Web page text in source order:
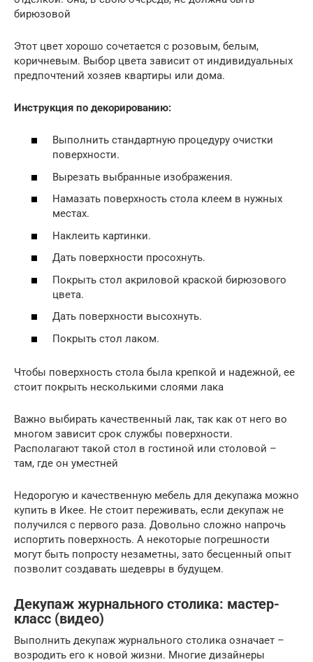
бирюзовой
Этот цвет хорошо сочетается с розовым, белым,
коричневым. Выбор цвета зависит от индивидуальных
предпочтений хозяев квартиры или дома.
Инструкция по декорированию:
Выполнить стандартную процедуру очистки
поверхности.
Вырезать выбранные изображения.
Намазать поверхность стола клеем в нужных
местах.
Наклеить картинки.
Дать поверхности просохнуть.
Покрыть стол акриловой краской бирюзового
цвета.
Дать поверхности высохнуть.
Покрыть стол лаком.
Чтобы поверхность стола была крепкой и надежной, ее
стоит покрыть несколькими слоями лака
Важно выбирать качественный лак, так как от него во
многом зависит срок службы поверхности.
Располагают такой стол в гостиной или столовой –
там, где он уместней
Недорогую и качественную мебель для декупажа можно
купить в Икее. Не стоит переживать, если декупаж не
получился с первого раза. Довольно сложно напрочь
испортить поверхность. А некоторые погрешности
могут быть попросту незаметны, зато бесценный опыт
позволит создавать шедевры в будущем.
Декупаж журнального столика: мастер-
класс (видео)
Выполнить декупаж журнального столика означает –
возродить его к новой жизни. Многие дизайнеры